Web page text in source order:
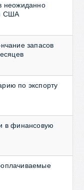
неожиданно
США
запасов
по экспорту
в финансовую